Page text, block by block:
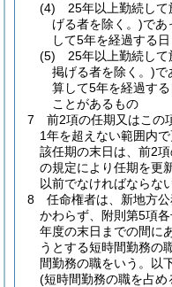
(4)
25年以上勤続し
げる者を除く。)であ
して5年を経過する
(5)
25年以上勤続し
掲げる者を除く。)で
算して5年を経過す
ことがあるもの
7
前2項の任期又はこの
1年を超えない範囲内
該任期の末日は、前2
の規定により任期を更
以前でなければならない
8
任命権者は、新地方
かわらず、附則第5項
年度の末日までの間に
うとする短時間勤務の
間勤務の職をいう。以
(短時間勤務の職を占